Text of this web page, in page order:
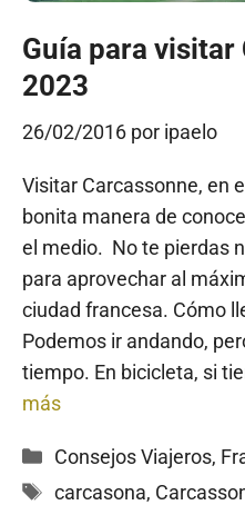
Guía para visitar
2023
26/02/2016 por ipaelo
Visitar Carcassonne, en
bonita manera de
el medio. No te pierdas
para aprovechar al
ciudad francesa. Cómo
Podemos ir andando,
tiempo. En bicicleta, si
más
Categorías
Consejos Viajeros,
Etiquetas
carcasona,